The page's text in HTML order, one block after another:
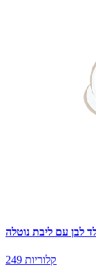
לבן עם ליבת נוטלה
249 קלוריות